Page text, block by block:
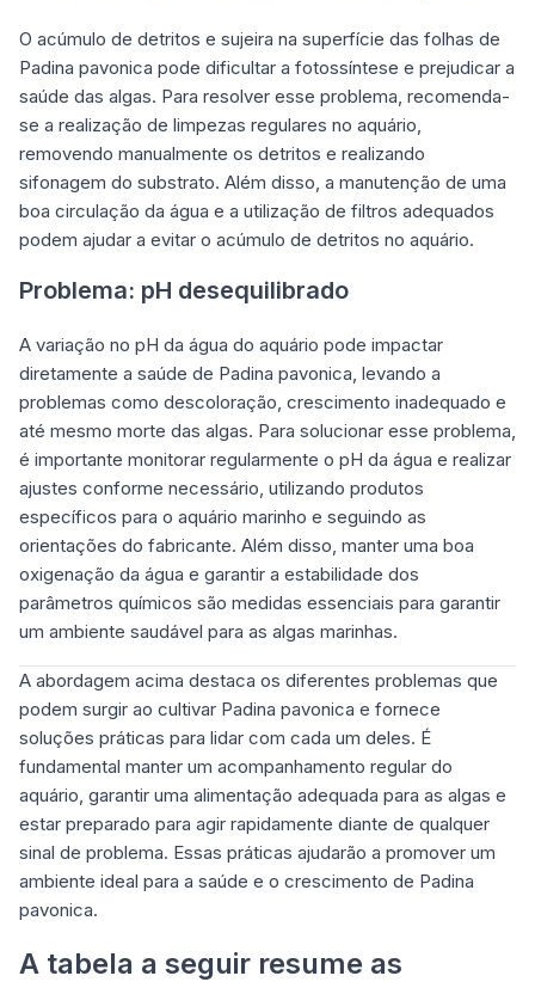
O acúmulo de detritos e sujeira na superfície das folhas de
Padina pavonica pode dificultar a fotossíntese e prejudicar a
saúde das algas. Para resolver esse problema, recomenda-
se a realização de limpezas regulares no aquário,
removendo manualmente os detritos e realizando
sifonagem do substrato. Além disso, a manutenção de uma
boa circulação da água e a utilização de filtros adequados
podem ajudar a evitar o acúmulo de detritos no aquário.
Problema: pH desequilibrado
A variação no pH da água do aquário pode impactar
diretamente a saúde de Padina pavonica, levando a
problemas como descoloração, crescimento inadequado e
até mesmo morte das algas. Para solucionar esse problema,
é importante monitorar regularmente o pH da água e realizar
ajustes conforme necessário, utilizando produtos
específicos para o aquário marinho e seguindo as
orientações do fabricante. Além disso, manter uma boa
oxigenação da água e garantir a estabilidade dos
parâmetros químicos são medidas essenciais para garantir
um ambiente saudável para as algas marinhas.
A abordagem acima destaca os diferentes problemas que
podem surgir ao cultivar Padina pavonica e fornece
soluções práticas para lidar com cada um deles. É
fundamental manter um acompanhamento regular do
aquário, garantir uma alimentação adequada para as algas e
estar preparado para agir rapidamente diante de qualquer
sinal de problema. Essas práticas ajudarão a promover um
ambiente ideal para a saúde e o crescimento de Padina
pavonica.
A tabela a seguir resume as